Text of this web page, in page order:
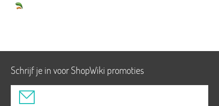
Schrijf je in voor ShopWiki promoties